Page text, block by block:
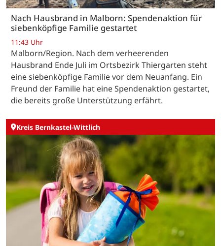
Nach Hausbrand in Malborn: Spendenaktion für
siebenköpfige Familie gestartet
11:43 Uhr
Malborn/Region. Nach dem verheerenden
Hausbrand Ende Juli im Ortsbezirk Thiergarten steht
eine siebenköpfige Familie vor dem Neuanfang. Ein
Freund der Familie hat eine Spendenaktion gestartet,
die bereits große Unterstützung erfährt.
Kreis Bernkastel-Wittlich